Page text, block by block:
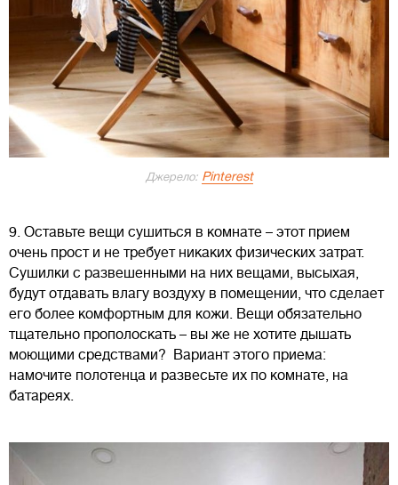
Джерело: Pinterest
9. Оставьте вещи сушиться в комнате – этот прием
очень прост и не требует никаких физических затрат.
Сушилки с развешенными на них вещами, высыхая,
будут отдавать влагу воздуху в помещении, что сделает
его более комфортным для кожи. Вещи обязательно
тщательно прополоскать – вы же не хотите дышать
моющими средствами? Вариант этого приема:
намочите полотенца и развесьте их по комнате, на
батареях.